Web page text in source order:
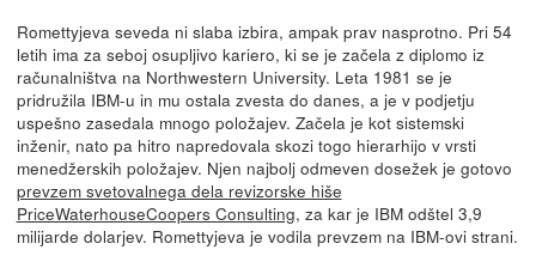
Romettyjeva seveda ni slaba izbira, ampak prav nasprotno. Pri 54
letih ima za seboj osupljivo kariero, ki se je začela z diplomo iz
računalništva na Northwestern University. Leta 1981 se je
pridružila IBM-u in mu ostala zvesta do danes, a je v podjetju
uspešno zasedala mnogo položajev. Začela je kot sistemski
inženir, nato pa hitro napredovala skozi togo hierarhijo v vrsti
menedžerskih položajev. Njen najbolj odmeven dosežek je gotovo
prevzem svetovalnega dela revizorske hiše
PriceWaterhouseCoopers Consulting, za kar je IBM odštel 3,9
milijarde dolarjev. Romettyjeva je vodila prevzem na IBM-ovi strani.